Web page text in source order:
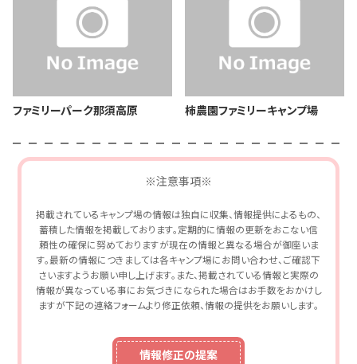
ファミリーパーク那須高原 柿農園ファミリーキャンプ場
※注意事項※
掲載されているキャンプ場の情報は独自に収集、情報提供によるもの、
蓄積した情報を掲載しております。定期的に情報の更新をおこない信
頼性の確保に努めておりますが現在の情報と異なる場合が御座いま
す。最新の情報につきましては各キャンプ場にお問い合わせ、ご確認下
さいますようお願い申し上げます。また、掲載されている情報と実際の
情報が異なっている事にお気づきになられた場合はお手数をおかけし
ますが下記の連絡フォームより修正依頼、情報の提供をお願いします。
情報修正の提案